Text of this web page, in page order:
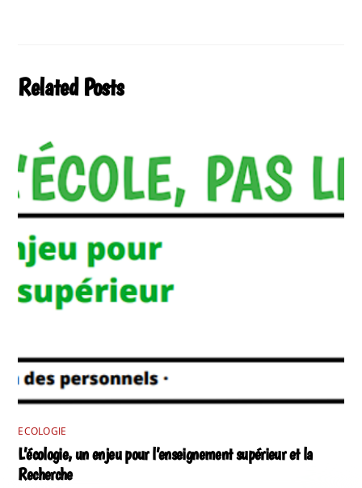
Related Posts
ECOLOGIE
L’écologie, un enjeu pour l’enseignement supérieur et la
Recherche